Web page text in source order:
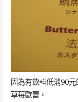
因為有飲料低消90
草莓歐蕾，